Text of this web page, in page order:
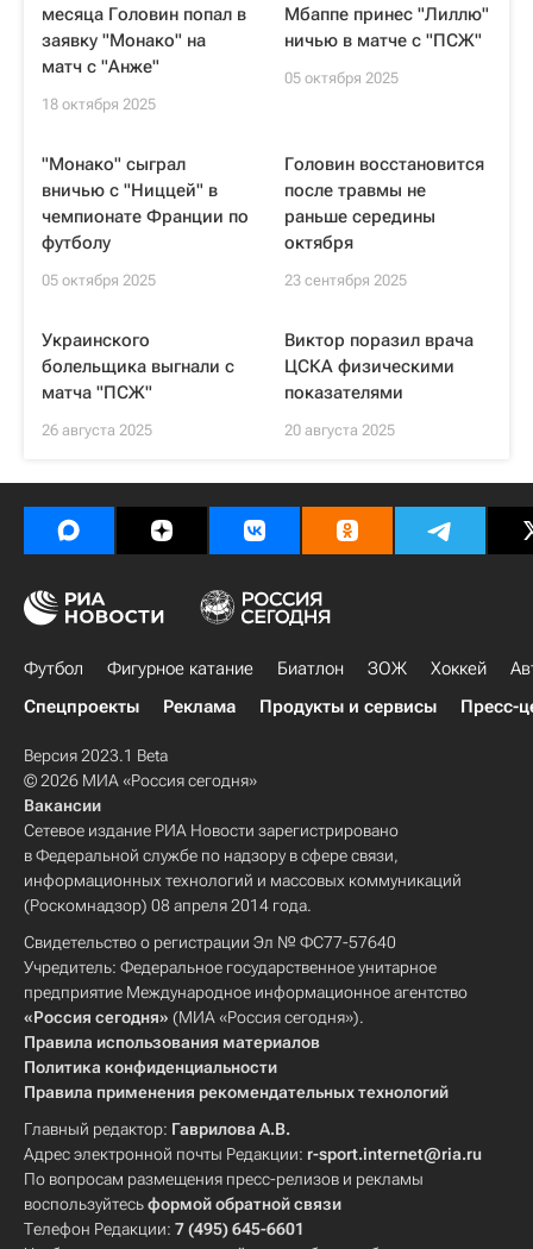
месяца Головин попал в
заявку "Монако" на
матч с "Анже"
18 октября 2025
Мбаппе принес "Лиллю"
ничью в матче с "ПСЖ"
05 октября 2025
"Монако" сыграл
вничью с "Ниццей" в
чемпионате Франции по
футболу
05 октября 2025
Головин восстановится
после травмы не
раньше середины
октября
23 сентября 2025
Украинского
болельщика выгнали с
матча "ПСЖ"
26 августа 2025
Виктор поразил врача
ЦСКА физическими
показателями
20 августа 2025
Футбол Фигурное катание Биатлон ЗОЖ Хоккей
Спецпроекты
Реклама Продукты и сервисы Пресс-
Версия 2023.1 Beta
© 2026 МИА «Россия сегодня»
Вакансии
Сетевое издание РИА Новости зарегистрировано
в Федеральной службе по надзору в сфере связи,
информационных технологий и массовых коммуникаций
(Роскомнадзор) 08 апреля 2014 года.
Свидетельство о регистрации Эл № ФС77-57640
Учредитель: Федеральное государственное унитарное
предприятие Международное информационное агентство
«Россия сегодня» (МИА «Россия сегодня»).
Правила использования материалов
Политика конфиденциальности
Правила применения рекомендательных технологий
Главный редактор: Гаврилова А.В.
Адрес электронной почты Редакции: r-sport.internet@ria.ru
По вопросам размещения пресс-релизов и рекламы
воспользуйтесьформой обратной связи
Телефон Редакции: 7 (495) 645-6601